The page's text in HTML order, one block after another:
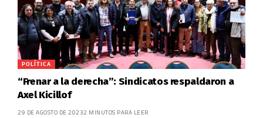
POLÍTICA
“Frenar a la derecha”: Sindicatos respaldaron a
Axel Kicillof
29 DE AGOSTO DE 20232 MINUTOS PARA LEER